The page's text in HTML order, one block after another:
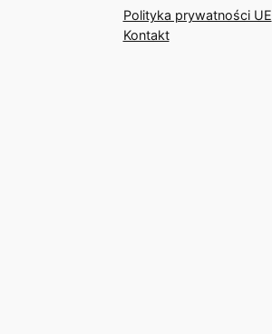
Polityka prywatności UE
Kontakt